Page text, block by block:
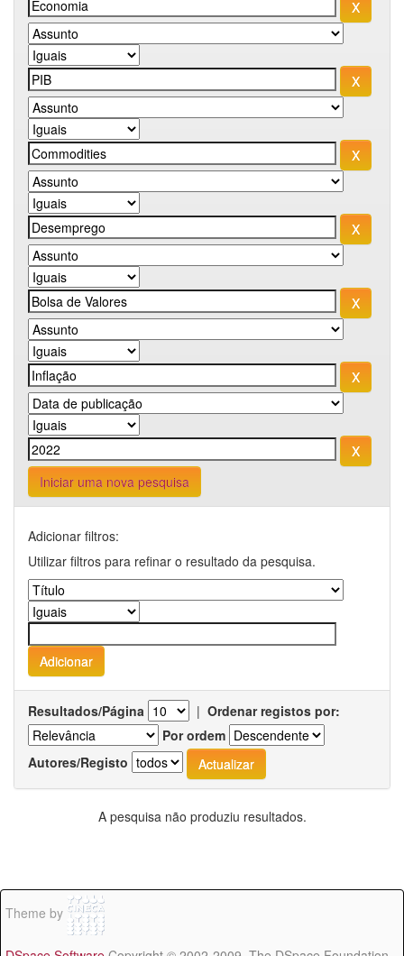
Iniciar uma nova pesquisa
Adicionar filtros:
Utilizar filtros para refinar o resultado da pesquisa.
Resultados/Página | Ordenar registos por:
Por ordem
Autores/Registo
A pesquisa não produziu resultados.
Theme by